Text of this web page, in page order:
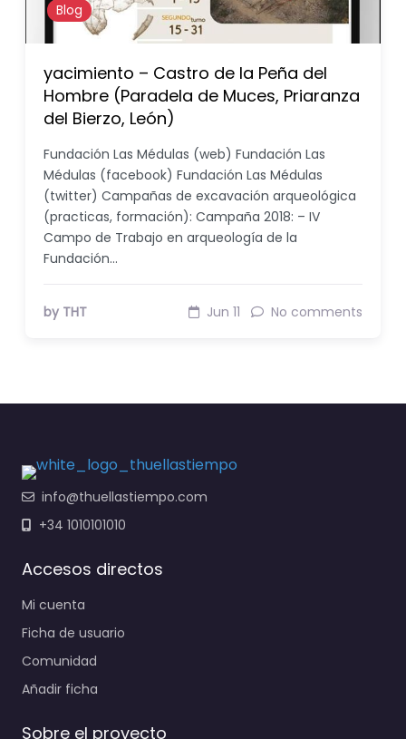
Blog
yacimiento – Castro de la Peña del
Hombre (Paradela de Muces, Priaranza
del Bierzo, León)
Fundación Las Médulas (web) Fundación Las
Médulas (facebook) Fundación Las Médulas
(twitter) Campañas de excavación arqueológica
(practicas, formación): Campaña 2018: – IV
Campo de Trabajo en arqueología de la
Fundación…
by THT Jun 11 No comments
info@thuellastiempo.com
+34 1010101010
Accesos directos
Mi cuenta
Ficha de usuario
Comunidad
Añadir ficha
Sobre el proyecto